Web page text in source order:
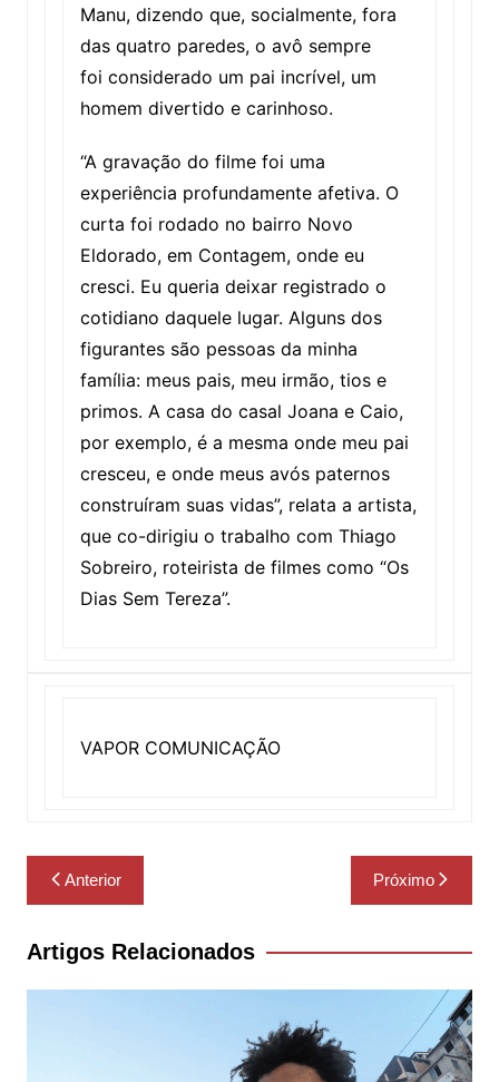
Manu, dizendo que, socialmente, fora
das quatro paredes, o avô sempre
foi considerado um pai incrível, um
homem divertido e carinhoso.
“A gravação do filme foi uma
experiência profundamente afetiva. O
curta foi rodado no bairro Novo
Eldorado, em Contagem, onde eu
cresci. Eu queria deixar registrado o
cotidiano daquele lugar. Alguns dos
figurantes são pessoas da minha
família: meus pais, meu irmão, tios e
primos. A casa do casal Joana e Caio,
por exemplo, é a mesma onde meu pai
cresceu, e onde meus avós paternos
construíram suas vidas”, relata a artista,
que co-dirigiu o trabalho com Thiago
Sobreiro, roteirista de filmes como “Os
Dias Sem Tereza”.
VAPOR COMUNICAÇÃO
Navegação
de
Post
Anterior Próximo
Artigos Relacionados